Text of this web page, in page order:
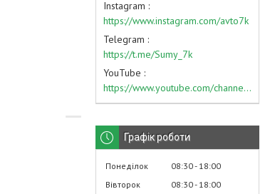
Instagram
https://www.instagram.com/avto7k
Telegram
https://t.me/Sumy_7k
YouTube
https://www.youtube.com/channel/UC574nvqqf5H_LzT4Va_GpQg?view_as=subscriber
Графік роботи
Понеділок 08:30 18:00
Вівторок
08:30 18:00